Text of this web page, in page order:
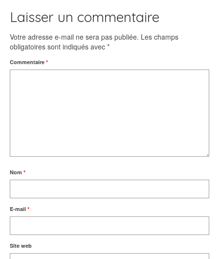
Laisser un commentaire
Votre adresse e-mail ne sera pas publiée. Les champs
obligatoires sont indiqués avec *
Commentaire *
Nom *
E-mail *
Site web